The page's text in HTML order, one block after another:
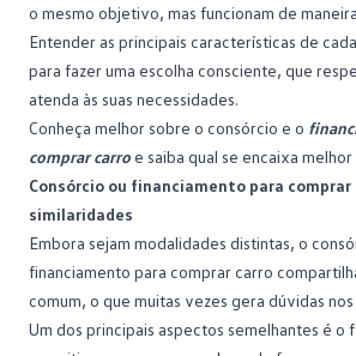
o mesmo objetivo, mas funcionam de
Entender as principais características de
para fazer uma escolha consciente, que
atenda às suas necessidades.
Conheça melhor sobre o consórcio e o
comprar carroe saiba qual se encaixa melhor
Consórcio ou financiamento para
similaridades
Embora sejam modalidades distintas, o
financiamento para comprar carro
comum, o que muitas vezes gera dúvidas
Um dos principais aspectos semelhantes é o